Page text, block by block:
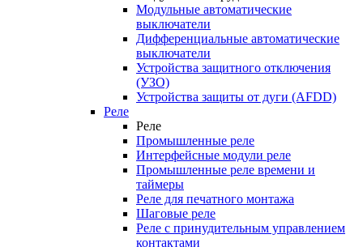
Модульные автоматические
выключатели
Дифференциальные автоматические
выключатели
Устройства защитного отключения
(УЗО)
Устройства защиты от дуги (AFDD)
Реле
Реле
Промышленные реле
Интерфейсные модули реле
Промышленные реле времени и
таймеры
Реле для печатного монтажа
Шаговые реле
Реле с принудительным управлением
контактами